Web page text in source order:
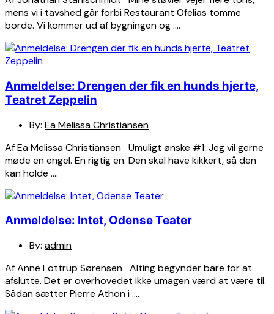
mens vi i tavshed går forbi Restaurant Ofelias tomme
borde. Vi kommer ud af bygningen og ….
Anmeldelse: Drengen der fik en hunds hjerte,
Teatret Zeppelin
By: Ea Melissa Christiansen
Af Ea Melissa Christiansen Umuligt ønske #1: Jeg vil gerne
møde en engel. En rigtig en. Den skal have kikkert, så den
kan holde ….
Anmeldelse: Intet, Odense Teater
By: admin
Af Anne Lottrup Sørensen Alting begynder bare for at
afslutte. Det er overhovedet ikke umagen værd at være til.
Sådan sætter Pierre Athon i ….